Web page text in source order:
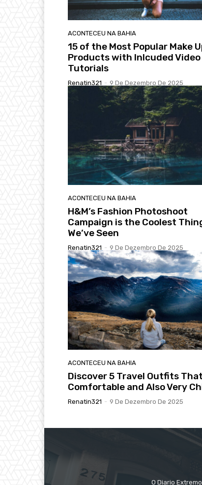
ACONTECEU NA BAHIA
15 of the Most Popular Make
Products with Inlcuded Video
Tutorials
Renatin321 - 9 De Dezembro De 2025
ACONTECEU NA BAHIA
H&M’s Fashion Photoshoot
Campaign is the Coolest
We’ve Seen
Renatin321 - 9 De Dezembro De 2025
ACONTECEU NA BAHIA
Discover 5 Travel Outfits
Comfortable and Also Very
Renatin321 - 9 De Dezembro De 2025
O Diario